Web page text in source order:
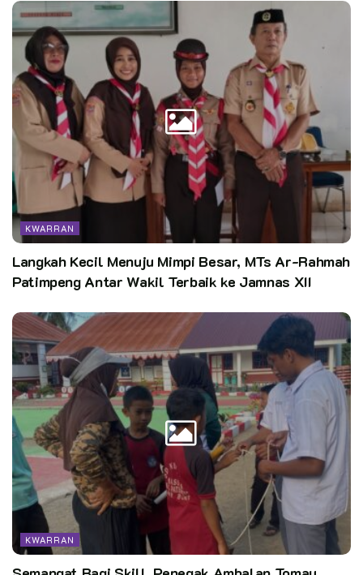
Ketua Mabiran dalam sambutannya menyampaikan ucapan
selamat atas pelantikan Ketua, Pengurus Kwarran, dan
Lembaga Pemeriksa Keuangan Kwartir Ranting Bukit Raya.
“saya selaku Ketua Mabiran Bukit Raya akan selalu
mendukung rencana program kerja Kakak-Kakak semua,
disampaikan kita selalu siap memberikan bantuan secara
materil dan moril, sesuai dengan visi misi Wali Kota dan
Wakil Wali Kota kita yang baru dilantik kemarin oleh
Presiden RI, beliau ingin menjadikan Pekanbaru berbudaya,
maju dan sejahtera. Di organisasi pramuka ini kita bisa
langsung mempromosi serta menyampaikan kepada
masyarakat tentang visi misi Wali Kota Pekanbaru Bapak H.
Agung Nugroho dan Wakil Wali Kota Pekanbaru H. Markarius
Anwar”. sebutnya.
KWARRAN
Langkah Kecil Menuju Mimpi Besar, MTs Ar-Rahmah
Patimpeng Antar Wakil Terbaik ke Jamnas XII
KWARRAN